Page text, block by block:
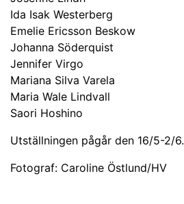
Ida Isak Westerberg
Emelie Ericsson Beskow
Johanna Söderquist
Jennifer Virgo
Mariana Silva Varela
Maria Wale Lindvall
Saori Hoshino
Utställningen pågår den 16/5-2/6.
Fotograf: Caroline Östlund/HV